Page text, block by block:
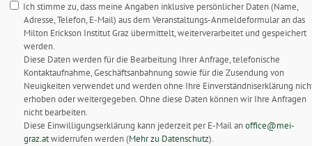
Ich stimme zu, dass meine Angaben inklusive persönlicher Daten (Name,
Adresse, Telefon, E-Mail) aus dem Veranstaltungs-Anmeldeformular an das
Milton Erickson Institut Graz übermittelt, weiterverarbeitet und gespeichert
werden.
Diese Daten werden für die Bearbeitung Ihrer Anfrage, telefonische
Kontaktaufnahme, Geschäftsanbahnung sowie für die Zusendung von
Neuigkeiten verwendet und werden ohne Ihre Einverständniserklärung
erhoben oder weitergegeben. Ohne diese Daten können wir Ihre Anfragen
nicht bearbeiten.
Diese Einwilligungserklärung kann jederzeit per E-Mail anoffice@mei-
graz.atwiderrufen werden (Mehr zu Datenschutz).